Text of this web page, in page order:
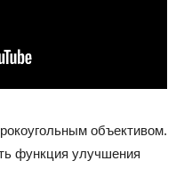
объективом.
функция улучшения